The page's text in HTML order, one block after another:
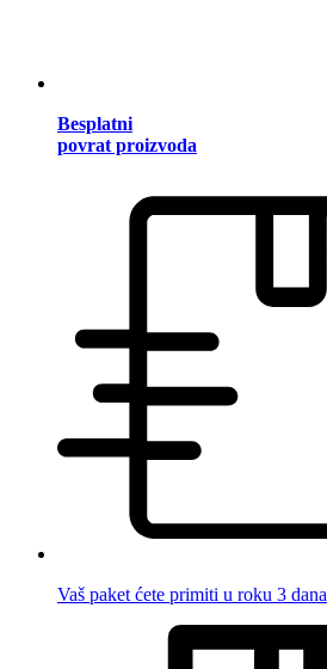
Besplatni
povrat proizvoda
Vaš paket ćete primiti u roku 3 dana